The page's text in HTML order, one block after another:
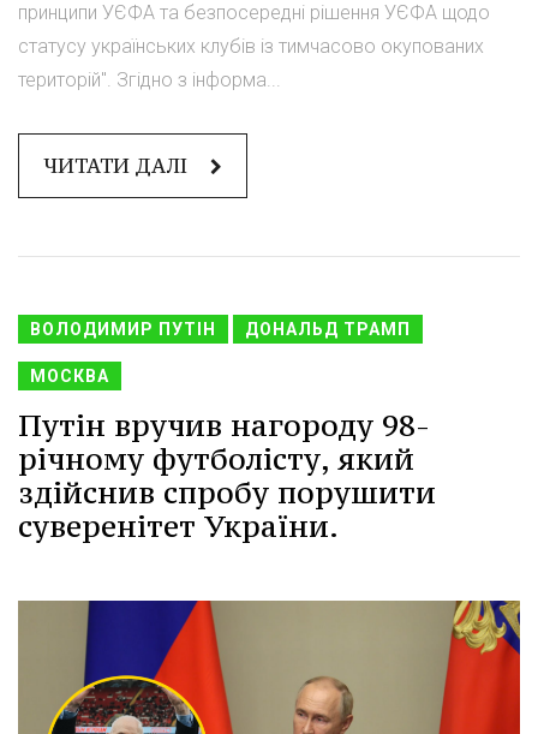
принципи УЄФА та безпосередні рішення УЄФА щодо
статусу українських клубів із тимчасово окупованих
територій". Згідно з інформа...
ЧИТАТИ ДАЛІ
ВОЛОДИМИР ПУТІН ДОНАЛЬД ТРАМП
МОСКВА
Путін вручив нагороду 98-
річному футболісту, який
здійснив спробу порушити
суверенітет України.